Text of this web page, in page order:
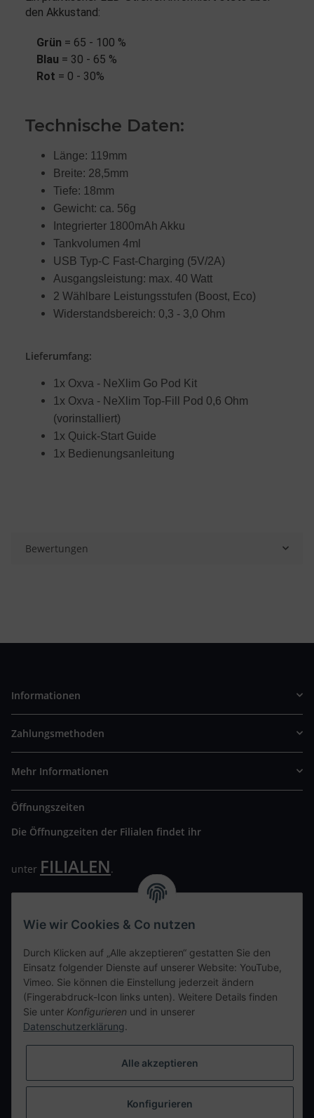
den Akkustand:
Grün = 65 - 100 %
Blau = 30 - 65 %
Rot = 0 - 30%
Technische Daten:
Länge: 119mm
Breite: 28,5mm
Tiefe: 18mm
Gewicht: ca. 56g
Integrierter 1800mAh Akku
Tankvolumen 4ml
USB Typ-C Fast-Charging (5V/2A)
Ausgangsleistung: max. 40 Watt
2 Wählbare Leistungsstufen (Boost, Eco)
Widerstandsbereich: 0,3 - 3,0 Ohm
Lieferumfang:
1x Oxva - NeXlim Go Pod Kit
1x Oxva - NeXlim Top-Fill Pod 0,6 Ohm
(vorinstalliert)
1x Quick-Start Guide
1x Bedienungsanleitung
Bewertungen
Informationen
Zahlungsmethoden
Mehr Informationen
Öffnungszeiten
Die Öffnungzeiten der Filialen findet ihr
unter FILIALEN.
Wir freuen uns auf Euren Besuch. Bitte beachtet die
Kontaktdaten
tweet
teilen
Vertrag widerrufen
Wie wir Cookies & Co nutzen
Durch Klicken auf „Alle akzeptieren“ gestatten Sie den
Einsatz folgender Dienste auf unserer Website: YouTube,
Vimeo. Sie können die Einstellung jederzeit ändern
(Fingerabdruck-Icon links unten). Weitere Details finden
Sie unter Konfigurieren und in unserer
Datenschutzerklärung.
Alle akzeptieren
Konfigurieren